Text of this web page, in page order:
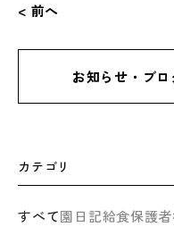
< 前へ
お知らせ・ブ
カテゴリ
すべて園日記給食保護